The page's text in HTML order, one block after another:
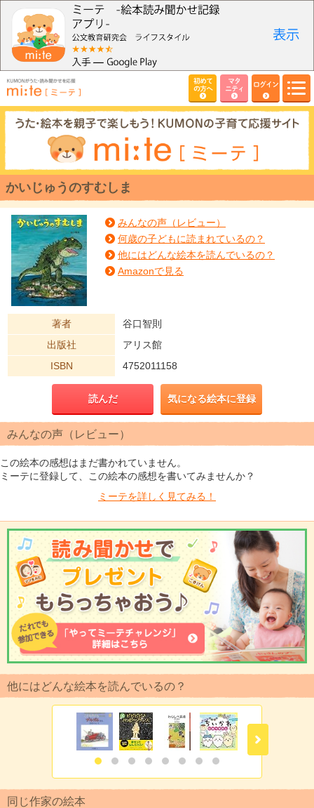
初めて
の方へ
マタ
ニティ
ログイン
かいじゅうのすむしま
みんなの声（レビュー）
何歳の子どもに読まれているの？
他にはどんな絵本を読んでいるの？
Amazonで見る
著者
谷口智則
出版社
アリス館
ISBN
4752011158
読んだ 気になる絵本に登録
みんなの声（レビュー）
この絵本の感想はまだ書かれていません。
ミーテに登録して、この絵本の感想を書いてみませんか？
ミーテを詳しく見てみる！
他にはどんな絵本を読んでいるの？
同じ作家の絵本